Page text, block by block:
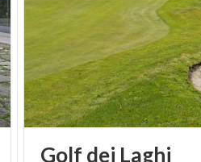
Golf dei Laghi